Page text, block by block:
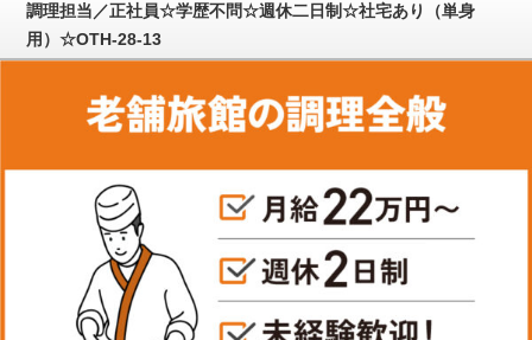
調理担当／正社員☆学歴不問☆週休二日制☆社宅あり（単身
用）☆OTH-28-13